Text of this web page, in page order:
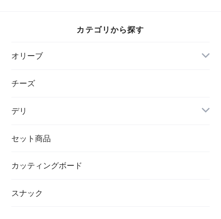
カテゴリから探す
オリーブ
チーズ
デリ
セット商品
カッティングボード
スナック